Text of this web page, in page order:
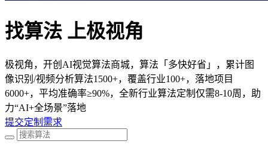
找算法 上极视角
极视角，开创AI视觉算法商城，算法「多快好省」，累计图
像识别/视频分析算法1500+，覆盖行业100+，落地项目
6000+，平均准确率≥90%，全新行业算法定制仅需8-10周，助
力“AI+全场景”落地
提交定制需求